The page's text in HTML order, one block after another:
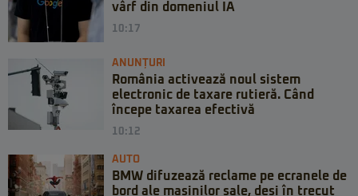
vârf din domeniul IA
10:17
ANUNȚURI
România activează noul sistem
electronic de taxare rutieră. Când
începe taxarea efectivă
10:12
AUTO
BMW difuzează reclame pe ecranele de
bord ale mașinilor sale, deși în trecut